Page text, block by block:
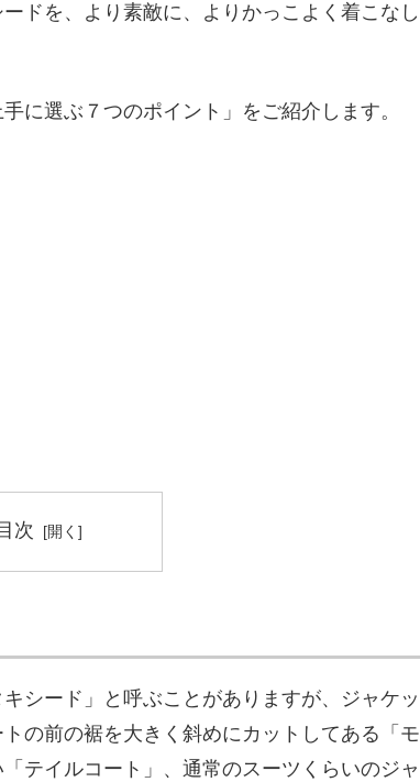
ドを、より素敵に、よりかっこよく着こなし
に選ぶ７つのポイント」をご紹介します。
次
シード」と呼ぶことがありますが、ジャケッ
の前の裾を大きく斜めにカットしてある「モ
テイルコート」、通常のスーツくらいのジャ